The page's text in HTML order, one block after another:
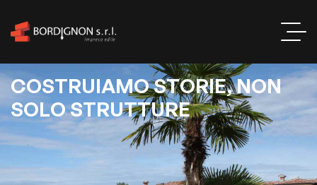
COSTRUIAMOSTORIE,NON
SOLOSTRUTTURE